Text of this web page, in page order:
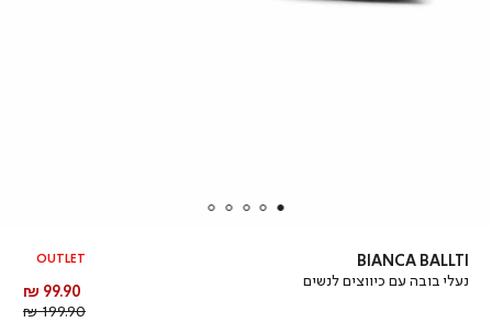
BIANCA BALLTI
נעלי בובה עם כיווצים לנשים
OUTLET
מחיר
מוצר
99.90 ₪
199.90 ₪